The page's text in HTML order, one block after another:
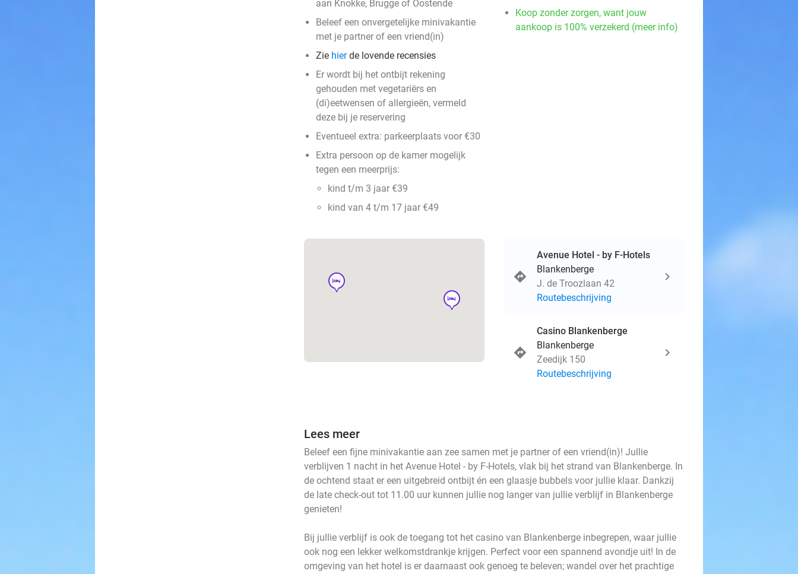
aan Knokke, Brugge of Oostende
Beleef een onvergetelijke minivakantie
met je partner of een vriend(in)
Zie hierde lovende recensies
Er wordt bij het ontbijt rekening
gehouden met vegetariërs en
(di)eetwensen of allergieën, vermeld
deze bij je reservering
Eventueel extra: parkeerplaats voor €30
Extra persoon op de kamer mogelijk
tegen een meerprijs:
kind t/m 3 jaar €39
kind van 4 t/m 17 jaar €49
Koop zonder zorgen, want jouw
aankoop is 100% verzekerd (meer info)
hotel
hotel
Avenue Hotel - by F-Hotels
Blankenberge
J. de Troozlaan 42
Routebeschrijving
Casino Blankenberge
Blankenberge
Zeedijk 150
Routebeschrijving
Lees meer
Beleef een fijne minivakantie aan zee samen met je partner of een vriend(in)! Jullie
verblijven 1 nacht in het Avenue Hotel - by F-Hotels, vlak bij het strand van Blankenberge. In
de ochtend staat er een uitgebreid ontbijt én een glaasje bubbels voor jullie klaar. Dankzij
de late check-out tot 11.00 uur kunnen jullie nog langer van jullie verblijf in Blankenberge
genieten!
Bij jullie verblijf is ook de toegang tot het casino van Blankenberge inbegrepen, waar jullie
ook nog een lekker welkomstdrankje krijgen. Perfect voor een spannend avondje uit! In de
omgeving van het hotel is er daarnaast ook genoeg te beleven; wandel over het prachtige